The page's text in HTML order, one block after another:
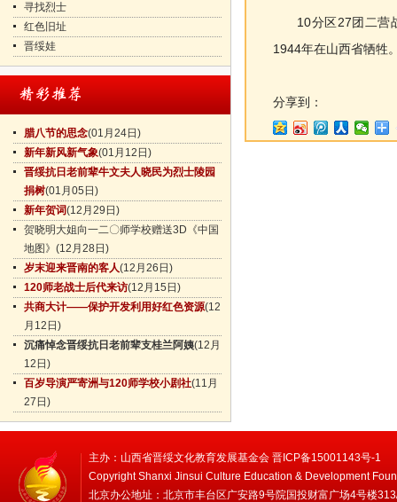
寻找烈士
红色旧址
晋绥娃
腊八节的思念(01月24日)
新年新风新气象(01月12日)
晋绥抗日老前辈牛文夫人晓民为烈士陵园
捐树(01月05日)
新年贺词(12月29日)
贺晓明大姐向一二〇师学校赠送3D《中国
地图》 (12月28日)
岁末迎来晋南的客人(12月26日)
120师老战士后代来访(12月15日)
共商大计——保护开发利用好红色资源(12
月12日)
沉痛悼念晋绥抗日老前辈支桂兰阿姨(12月
12日)
百岁导演严寄洲与120师学校小剧社(11月
27日)
10分区27团二营战
1944年在山西省牺牲
分享到：
主办：山西省晋绥文化教育发展基金会 晋ICP备15001143号-1
Copyright Shanxi Jinsui Culture Education & Development
北京办公地址：北京市丰台区广安路9号院国投财富广场4号楼